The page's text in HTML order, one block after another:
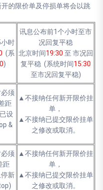
的限价单及停损单将会以跳
时
(系
)
讯息公布前1个小时至市
况回复平稳
北京时间19:30 至 市况回
复平稳 (系统时间15:30
至市况回复平稳)
须
距
设
&
▲不接纳任何新开限价挂
单，
▲不接纳已提交限价挂单
之修改或取消。
须
距
新
▲不接纳任何新开限价挂
单，
▲不接纳已提交限价挂单
之修改或取消。